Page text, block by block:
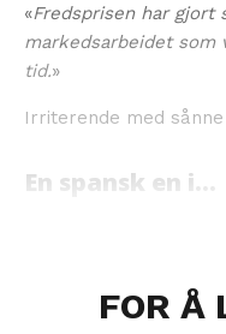
«Fredsprisen har gjort
markedsarbeidet som
tid.»
Irriterende med
En spansk en i...
FOR Å